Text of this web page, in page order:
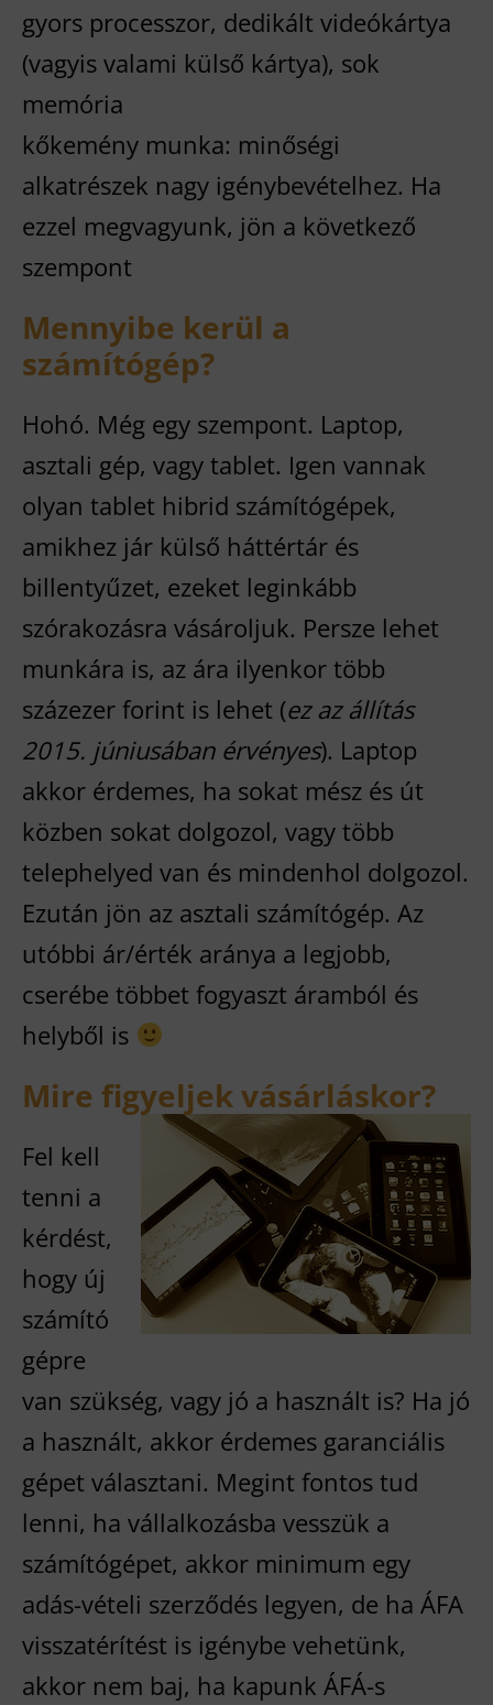
gyors processzor, dedikált videókártya
(vagyis valami külső kártya), sok
memória
kőkemény munka: minőségi
alkatrészek nagy igénybevételhez. Ha
ezzel megvagyunk, jön a következő
szempont
Mennyibe kerül a
számítógép?
Hohó. Még egy szempont. Laptop,
asztali gép, vagy tablet. Igen vannak
olyan tablet hibrid számítógépek,
amikhez jár külső háttértár és
billentyűzet, ezeket leginkább
szórakozásra vásároljuk. Persze lehet
munkára is, az ára ilyenkor több
százezer forint is lehet (ez az állítás
2015. júniusában érvényes). Laptop
akkor érdemes, ha sokat mész és út
közben sokat dolgozol, vagy több
telephelyed van és mindenhol dolgozol.
Ezután jön az asztali számítógép. Az
utóbbi ár/érték aránya a legjobb,
cserébe többet fogyaszt áramból és
helyből is
Mire figyeljek vásárláskor?
Fel kell
tenni a
kérdést,
hogy új
számító
gépre
van szükség, vagy jó a használt is? Ha jó
a használt, akkor érdemes garanciális
gépet választani. Megint fontos tud
lenni, ha vállalkozásba vesszük a
számítógépet, akkor minimum egy
adás-vételi szerződés legyen, de ha ÁFA
visszatérítést is igénybe vehetünk,
akkor nem baj, ha kapunk ÁFÁ-s